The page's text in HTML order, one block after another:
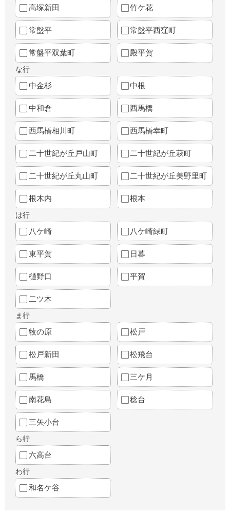
高塚新田 竹ケ花
常盤平 常盤平西窪町
常盤平双葉町 殿平賀
な行
中金杉 中根
中和倉 西馬橋
西馬橋相川町 西馬橋幸町
二十世紀が丘戸山町 二十世紀が丘萩町
二十世紀が丘丸山町 二十世紀が丘美野里町
根木内 根本
は行
八ケ崎 八ケ崎緑町
東平賀 日暮
樋野口 平賀
二ツ木
ま行
牧の原 松戸
松戸新田 松飛台
馬橋 三ケ月
南花島 稔台
三矢小台
ら行
六高台
わ行
和名ケ谷